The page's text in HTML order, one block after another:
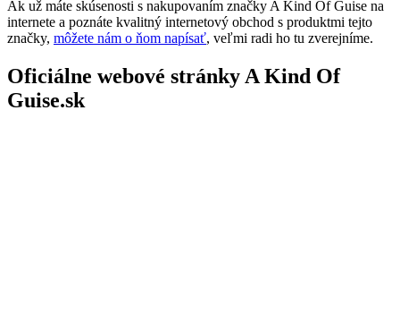
Ak už máte skúsenosti s nakupovaním značky A Kind Of Guise na
internete a poznáte kvalitný internetový obchod s produktmi tejto
značky, môžete nám o ňom napísať, veľmi radi ho tu zverejníme.
Oficiálne webové stránky A Kind Of
Guise.sk